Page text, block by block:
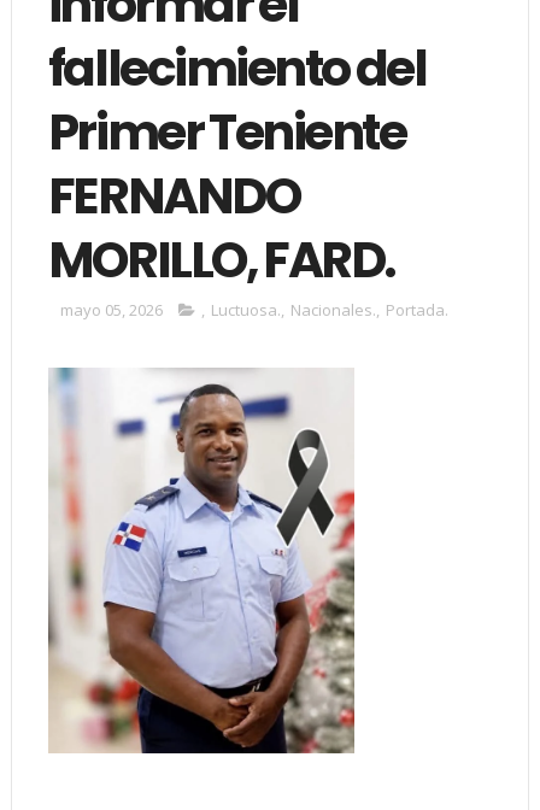
fallecimiento del
Primer Teniente
FERNANDO
MORILLO, FARD.
mayo 05, 2026 , Luctuosa., Nacionales., Portada.